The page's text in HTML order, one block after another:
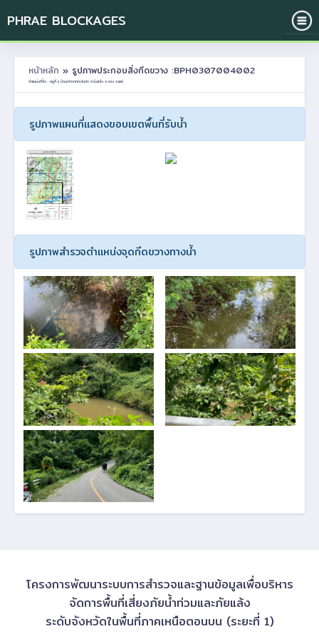
PHRAE BLOCKAGES
หน้าหลัก » รูปภาพประกอบสิ่งกีดขวาง :BPH0307004002
ตำแหน่งที่ตั้ง : หมู่ที่ 4 บ้านปากจากตะวันตก ต.ทุ่งแล้ง อ.ลอง จ.แพร่
รูปภาพแผนที่แสดงขอบเขตพื้นที่รับน้ำ
รูปภาพสำรวจตำแหน่งจุดกีดขวางทางน้ำ
โครงการพัฒนาระบบการสำรวจและฐานข้อมูลเพื่อบริหาร
จัดการพื้นที่เสี่ยงภัยน้ำท่วมและภัยแล้ง
ระดับจังหวัดในพื้นที่ภาคเหนือตอนบน (ระยะที่ 1)